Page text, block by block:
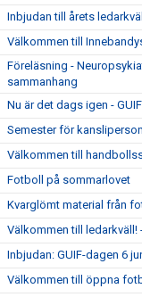
Inbjudan till årets ledarkväll
Välkommen till
Föreläsning -
sammanhang
Nu är det dags igen -
Semester för
Välkommen till
Fotboll på sommarlovet
Kvarglömt material från
Välkommen till ledarkväll!
Inbjudan: GUIF-dagen 6
Välkommen till öppna